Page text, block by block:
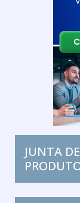
JUNTA